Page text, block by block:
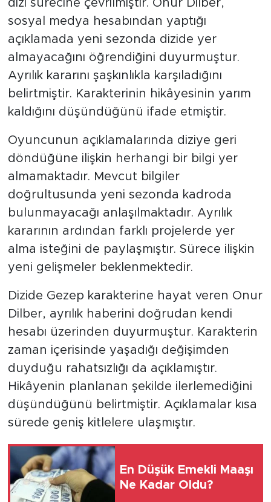
dizi sürecine çevrilmiştir. Onur Dilber,
sosyal medya hesabından yaptığı
açıklamada yeni sezonda dizide yer
almayacağını öğrendiğini duyurmuştur.
Ayrılık kararını şaşkınlıkla karşıladığını
belirtmiştir. Karakterinin hikâyesinin yarım
kaldığını düşündüğünü ifade etmiştir.
Oyuncunun açıklamalarında diziye geri
döndüğüne ilişkin herhangi bir bilgi yer
almamaktadır. Mevcut bilgiler
doğrultusunda yeni sezonda kadroda
bulunmayacağı anlaşılmaktadır. Ayrılık
kararının ardından farklı projelerde yer
alma isteğini de paylaşmıştır. Sürece ilişkin
yeni gelişmeler beklenmektedir.
Dizide Gezep karakterine hayat veren Onur
Dilber, ayrılık haberini doğrudan kendi
hesabı üzerinden duyurmuştur. Karakterin
zaman içerisinde yaşadığı değişimden
duyduğu rahatsızlığı da açıklamıştır.
Hikâyenin planlanan şekilde ilerlemediğini
düşündüğünü belirtmiştir. Açıklamalar kısa
sürede geniş kitlelere ulaşmıştır.
En Düşük Emekli Maaşı
Ne Kadar Oldu?